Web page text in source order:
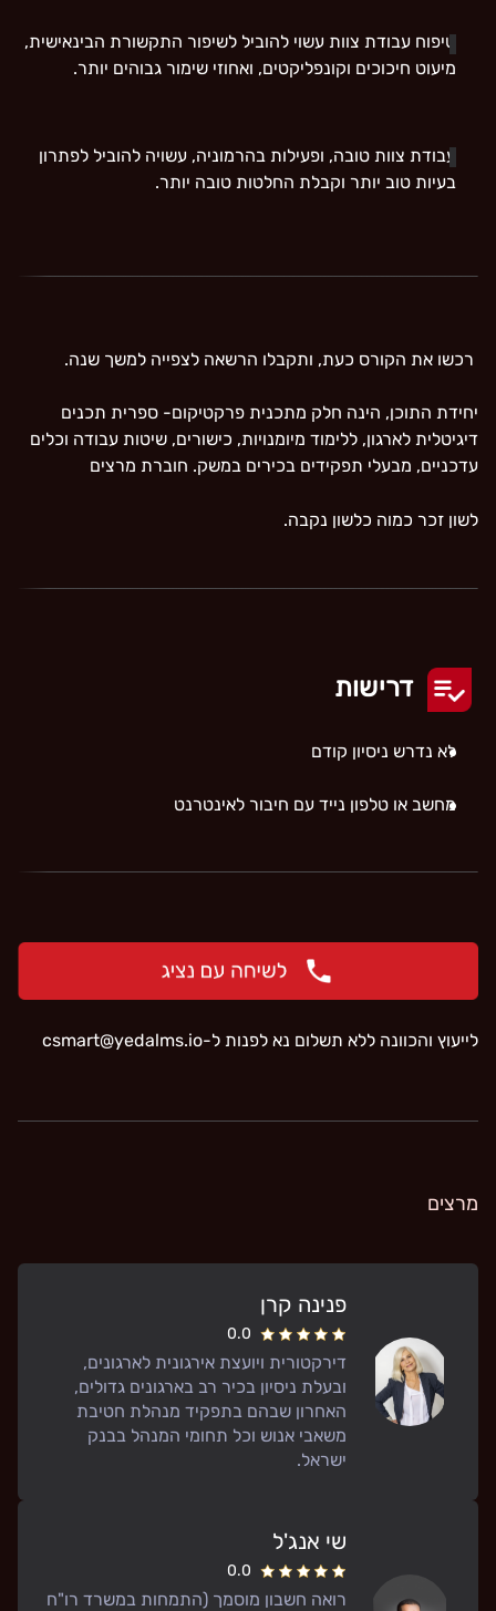
טיפוח עבודת צוות עשוי להוביל לשיפור התקשורת הבינאישית,
מיעוט חיכוכים וקונפליקטים, ואחוזי שימור גבוהים יותר.
עבודת צוות טובה, ופעילות בהרמוניה, עשויה להוביל לפתרון
בעיות טוב יותר וקבלת החלטות טובה יותר.
רכשו את הקורס כעת, ותקבלו הרשאה לצפייה למשך שנה.
יחידת התוכן, הינה חלק מתכנית פרקטיקום- ספרית תכנים
דיגיטלית לארגון, ללימוד מיומנויות, כישורים, שיטות עבודה וכלים
עדכניים, מבעלי תפקידים בכירים במשק. חוברת מרצים
לשון זכר כמוה כלשון נקבה.
דרישות
לא נדרש ניסיון קודם
מחשב או טלפון נייד עם חיבור לאינטרנט
לייעוץ והכוונה ללא תשלום נא לפנות ל-‫csmart@yedalms.io‬
מרצים
פנינה קרן
0.0
דירקטורית ויועצת אירגונית לארגונים,
ובעלת ניסיון בכיר רב בארגונים גדולים,
האחרון שבהם בתפקיד מנהלת חטיבת
משאבי אנוש וכל תחומי המנהל בבנק
ישראל.
שי אנג'ל
0.0
רואה חשבון מוסמך (התמחות במשרד רו"ח